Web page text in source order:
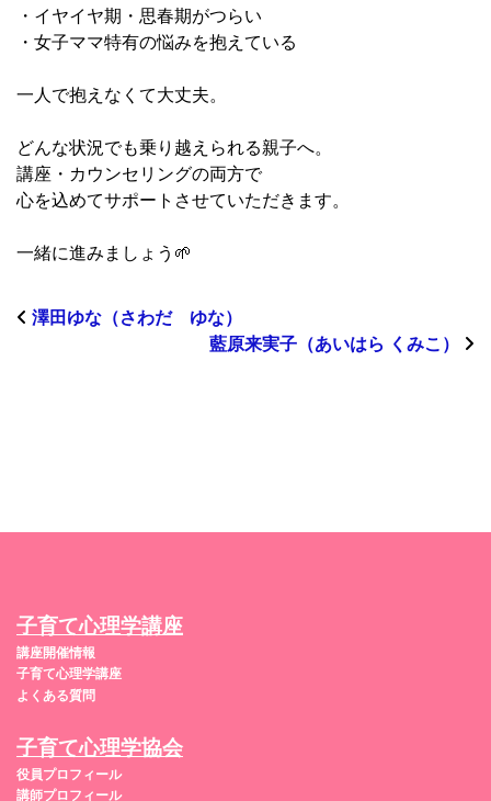
・イヤイヤ期・思春期がつらい
・女子ママ特有の悩みを抱えている
一人で抱えなくて大丈夫。
どんな状況でも乗り越えられる親子へ。
講座・カウンセリングの両方で
心を込めてサポートさせていただきます。
一緒に進みましょう🌱
澤田ゆな（さわだ ゆな）
藍原来実子（あいはら くみこ）
子育て心理学講座
講座開催情報
子育て心理学講座
よくある質問
子育て心理学協会
役員プロフィール
講師プロフィール